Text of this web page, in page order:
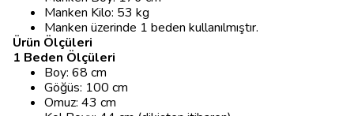
Manken Kilo: 53 kg
Manken üzerinde 1 beden kullanılmıştır.
Ürün Ölçüleri
1 Beden Ölçüleri
Boy: 68 cm
Göğüs: 100 cm
Omuz: 43 cm